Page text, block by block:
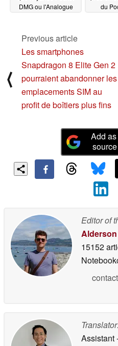
DMG ou l'Analogue
du
⟨
Previous article
Les smartphones
Snapdragon 8 Elite Gen 2
pourraient abandonner les
emplacements SIM au
profit de boîtiers plus fins
Add
Editor of
Alderson
15152
Assistant